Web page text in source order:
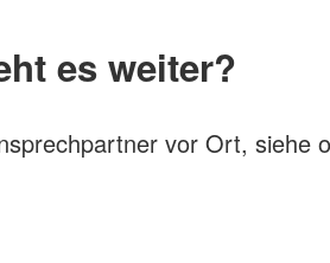
es weiter?
vor Ort, siehe